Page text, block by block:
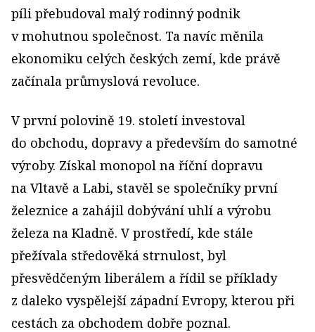
píli přebudoval malý rodinný podnik
v mohutnou společnost. Ta navíc měnila
ekonomiku celých českých zemí, kde právě
začínala průmyslová revoluce.
V první polovině 19. století investoval
do obchodu, dopravy a především do samotné
výroby. Získal monopol na říční dopravu
na Vltavě a Labi, stavěl se společníky první
železnice a zahájil dobývání uhlí a výrobu
železa na Kladně. V prostředí, kde stále
přežívala středověká strnulost, byl
přesvědčeným liberálem a řídil se příklady
z daleko vyspělejší západní Evropy, kterou při
cestách za obchodem dobře poznal.